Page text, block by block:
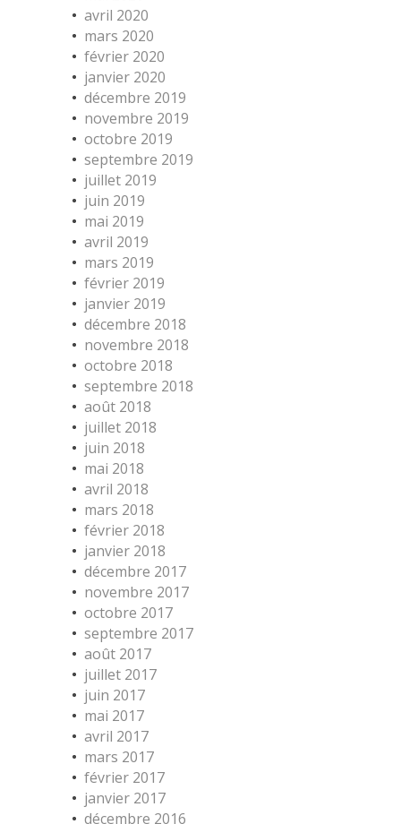
avril 2020
mars 2020
février 2020
janvier 2020
décembre 2019
novembre 2019
octobre 2019
septembre 2019
juillet 2019
juin 2019
mai 2019
avril 2019
mars 2019
février 2019
janvier 2019
décembre 2018
novembre 2018
octobre 2018
septembre 2018
août 2018
juillet 2018
juin 2018
mai 2018
avril 2018
mars 2018
février 2018
janvier 2018
décembre 2017
novembre 2017
octobre 2017
septembre 2017
août 2017
juillet 2017
juin 2017
mai 2017
avril 2017
mars 2017
février 2017
janvier 2017
décembre 2016